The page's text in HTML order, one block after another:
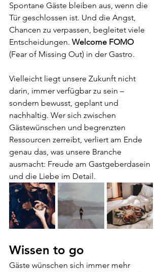
Spontane Gäste bleiben aus, wenn die
Tür geschlossen ist. Und die Angst,
Chancen zu verpassen, begleitet viele
Entscheidungen. Welcome FOMO
(Fear of Missing Out) in der Gastro.
Vielleicht liegt unsere Zukunft nicht
darin, immer verfügbar zu sein –
sondern bewusst, geplant und
nachhaltig. Wer sich zwischen
Gästewünschen und begrenzten
Ressourcen zerreibt, verliert am Ende
genau das, was unsere Branche
ausmacht: Freude am Gastgeberdasein
und die Liebe im Detail.
Wissen to go
Gäste wünschen sich immer mehr